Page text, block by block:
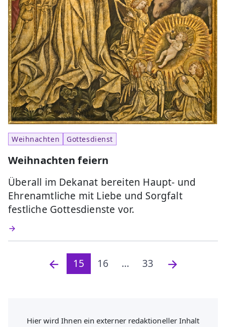
Weihnachten Gottesdienst
Weihnachten feiern
Überall im Dekanat bereiten Haupt- und
Ehrenamtliche mit Liebe und Sorgfalt
festliche Gottesdienste vor.
15 16 ... 33
Hier wird Ihnen ein externer redaktioneller Inhalt